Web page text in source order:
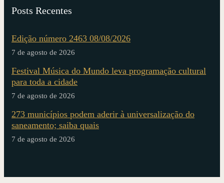
Posts Recentes
Edição número 2463 08/08/2026
7 de agosto de 2026
Festival Música do Mundo leva programação cultural
para toda a cidade
7 de agosto de 2026
273 municípios podem aderir à universalização do
saneamento; saiba quais
7 de agosto de 2026